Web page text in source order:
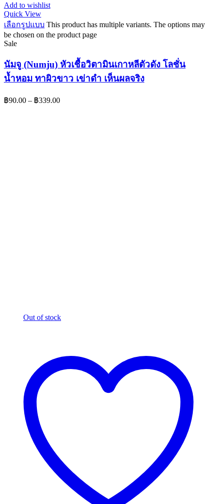
Add to wishlist
Quick View
เลือกรูปแบบ This product has multiple variants. The options may
be chosen on the product page
Sale
นัมจู (Numju) หัวเชื้อวิตามินเกาหลีตัวดัง โลชั่น
น้ำหอม ทาผิวขาว เข่าดำ เห็นผลจริง
฿90.00 – ฿339.00
Out of stock